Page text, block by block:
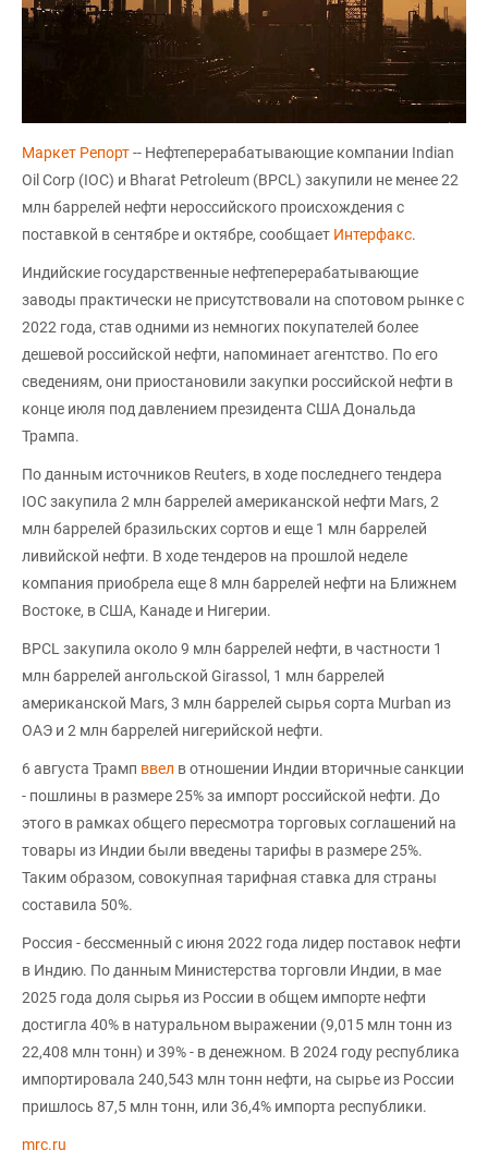
Маркет Репорт-- Нефтеперерабатывающие компании Indian
Oil Corp (IOC) и Bharat Petroleum (BPCL) закупили не менее 22
млн баррелей нефти нероссийского происхождения с
поставкой в сентябре и октябре, сообщает Интерфакс.
Индийские государственные нефтеперерабатывающие
заводы практически не присутствовали на спотовом рынке с
2022 года, став одними из немногих покупателей более
дешевой российской нефти, напоминает агентство. По его
сведениям, они приостановили закупки российской нефти в
конце июля под давлением президента США Дональда
Трампа.
По данным источников Reuters, в ходе последнего тендера
IOC закупила 2 млн баррелей американской нефти Mars, 2
млн баррелей бразильских сортов и еще 1 млн баррелей
ливийской нефти. В ходе тендеров на прошлой неделе
компания приобрела еще 8 млн баррелей нефти на Ближнем
Востоке, в США, Канаде и Нигерии.
BPCL закупила около 9 млн баррелей нефти, в частности 1
млн баррелей ангольской Girassol, 1 млн баррелей
американской Mars, 3 млн баррелей сырья сорта Murban из
ОАЭ и 2 млн баррелей нигерийской нефти.
6 августа Трамп ввел в отношении Индии вторичные санкции
- пошлины в размере 25% за импорт российской нефти. До
этого в рамках общего пересмотра торговых соглашений на
товары из Индии были введены тарифы в размере 25%.
Таким образом, совокупная тарифная ставка для страны
составила 50%.
Россия - бессменный с июня 2022 года лидер поставок нефти
в Индию. По данным Министерства торговли Индии, в мае
2025 года доля сырья из России в общем импорте нефти
достигла 40% в натуральном выражении (9,015 млн тонн из
22,408 млн тонн) и 39% - в денежном. В 2024 году республика
импортировала 240,543 млн тонн нефти, на сырье из России
пришлось 87,5 млн тонн, или 36,4% импорта республики.
mrc.ru